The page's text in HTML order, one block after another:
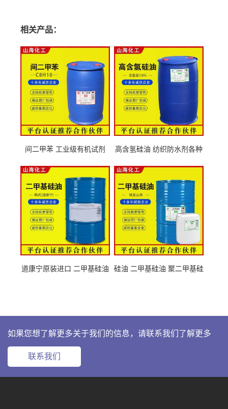
相关产品：
间二甲苯 工业级有机试剂
高含氢硅油 纺织防水剂各种
道康宁原装进口 二甲基硅油
硅油 二甲基硅油 聚二甲基硅
如果您想了解更多关于我们的信息，请联系我们了解更多
联系我们